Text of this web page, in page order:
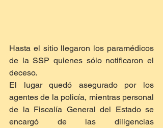
Hasta el sitio llegaron los paramédicos
de la SSP quienes sólo notificaron el
deceso.
El lugar quedó asegurado por los
agentes de la policía, mientras personal
de la Fiscalía General del Estado se
encargó de las diligencias